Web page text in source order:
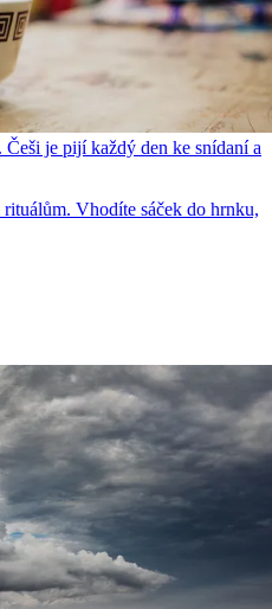
je pijí každý den ke snídaní a
Vhodíte sáček do hrnku,